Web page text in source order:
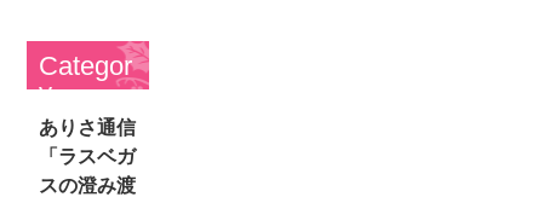
Categor
y
ありさ通信
「ラスベガ
スの澄み渡